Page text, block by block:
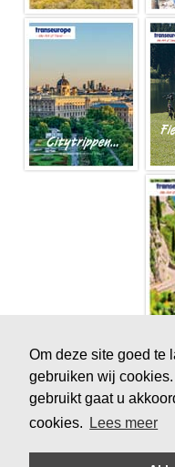
Om deze site goed te
gebruiken wij
gebruikt gaat u
cookies.
Lees meer
Home Over
Vragen?
Reisverzekeringen